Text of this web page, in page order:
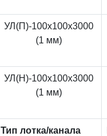
УЛ(П)-100x100x3000
(1 мм)
УЛ(Н)-100x100x3000
(1 мм)
Тип лотка/канала